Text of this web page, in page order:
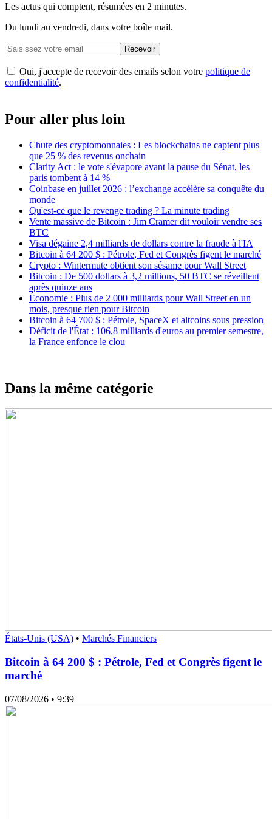
Les actus qui comptent, résumées en 2 minutes.
Du lundi au vendredi, dans votre boîte mail.
Recevoir
Oui, j'accepte de recevoir des emails selon votre politique de
confidentialité.
Pour aller plus loin
Chute des cryptomonnaies : Les blockchains ne captent plus
que 25 % des revenus onchain
Clarity Act : le vote s'évapore avant la pause du Sénat, les
paris tombent à 14 %
Coinbase en juillet 2026 : l’exchange accélère sa conquête du
monde
Qu'est-ce que le revenge trading ? La minute trading
Vente massive de Bitcoin : Jim Cramer dit vouloir vendre ses
BTC
Visa dégaine 2,4 milliards de dollars contre la fraude à l'IA
Bitcoin à 64 200 $ : Pétrole, Fed et Congrès figent le marché
Crypto : Wintermute obtient son sésame pour Wall Street
Bitcoin : De 500 dollars à 3,2 millions, 50 BTC se réveillent
après quinze ans
Économie : Plus de 2 000 milliards pour Wall Street en un
mois, presque rien pour Bitcoin
Bitcoin à 64 700 $ : Pétrole, SpaceX et altcoins sous pression
Déficit de l'État : 106,8 milliards d'euros au premier semestre,
la France enfonce le clou
Dans la même catégorie
États-Unis (USA) • Marchés Financiers
Bitcoin à 64 200 $ : Pétrole, Fed et Congrès figent le
marché
07/08/2026 • 9:39